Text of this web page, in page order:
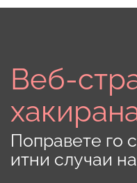
Веб-
Поправете го
итни случаи